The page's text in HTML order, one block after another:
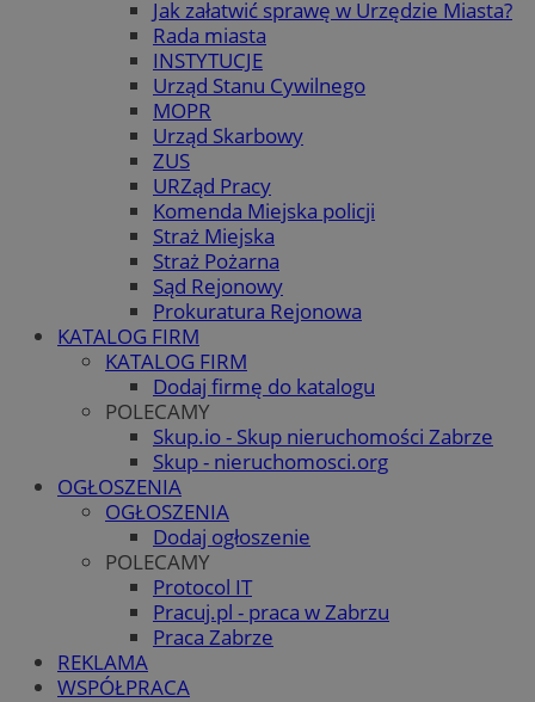
Jak załatwić sprawę w Urzędzie Miasta?
Rada miasta
INSTYTUCJE
Urząd Stanu Cywilnego
MOPR
Urząd Skarbowy
ZUS
URZąd Pracy
Komenda Miejska policji
Straż Miejska
Straż Pożarna
Sąd Rejonowy
Prokuratura Rejonowa
KATALOG FIRM
KATALOG FIRM
Dodaj firmę do katalogu
POLECAMY
Skup.io - Skup nieruchomości Zabrze
Skup - nieruchomosci.org
OGŁOSZENIA
OGŁOSZENIA
Dodaj ogłoszenie
POLECAMY
Protocol IT
Pracuj.pl - praca w Zabrzu
Praca Zabrze
REKLAMA
WSPÓŁPRACA